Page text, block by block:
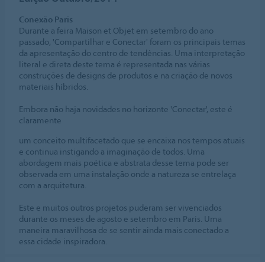
Conexão Paris
Durante a feira Maison et Objet em setembro do ano
passado, 'Compartilhar e Conectar' foram os principais temas
da apresentação do centro de tendências. Uma interpretação
literal e direta deste tema é representada nas várias
construções de designs de produtos e na criação de novos
materiais híbridos.
Embora não haja novidades no horizonte 'Conectar', este é
claramente
um conceito multifacetado que se encaixa nos tempos atuais
e continua instigando a imaginação de todos. Uma
abordagem mais poética e abstrata desse tema pode ser
observada em uma instalação onde a natureza se entrelaça
com a arquitetura.
Este e muitos outros projetos puderam ser vivenciados
durante os meses de agosto e setembro em Paris. Uma
maneira maravilhosa de se sentir ainda mais conectado a
essa cidade inspiradora.